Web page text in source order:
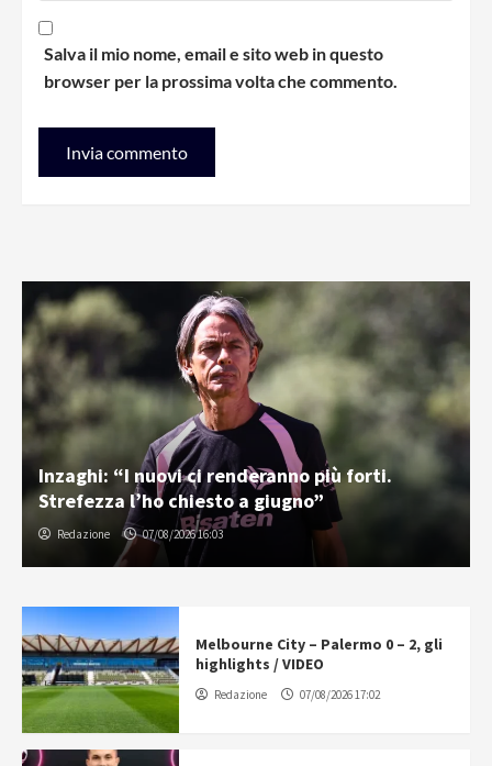
Salva il mio nome, email e sito web in questo
browser per la prossima volta che commento.
Inzaghi: “I nuovi ci renderanno più forti.
Strefezza l’ho chiesto a giugno”
Redazione 07/08/2026 16:03
Melbourne City – Palermo 0 – 2, gli
highlights / VIDEO
Redazione 07/08/2026 17:02